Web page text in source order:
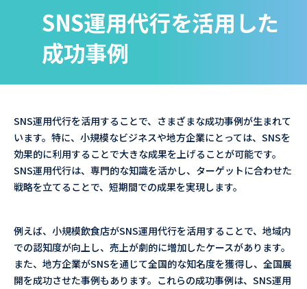
SNS運用代行を活用した
成功事例
SNS運用代行を活用することで、さまざまな成功事例が生まれて
います。特に、小規模なビジネスや地方企業にとっては、SNSを
効果的に利用することで大きな成果を上げることが可能です。
SNS運用代行は、専門的な知識を活かし、ターゲットに合わせた
戦略を立てることで、短期間での成果を実現します。
例えば、小規模飲食店がSNS運用代行を活用することで、地域内
での認知度が向上し、売上が劇的に増加したケースがあります。
また、地方企業がSNSを通じて全国的な知名度を獲得し、全国展
開を成功させた事例もあります。これらの成功事例は、SNS運用